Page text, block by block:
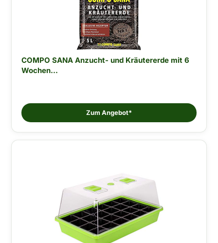
COMPO SANA Anzucht- und Kräutererde mit 6
Wochen...
Zum Angebot*